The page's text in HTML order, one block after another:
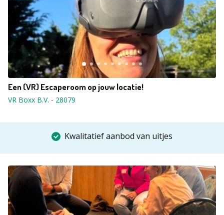
Een (VR) Escaperoom op jouw locatie!
VR Boxx B.V. - 28079
Kwalitatief aanbod van uitjes